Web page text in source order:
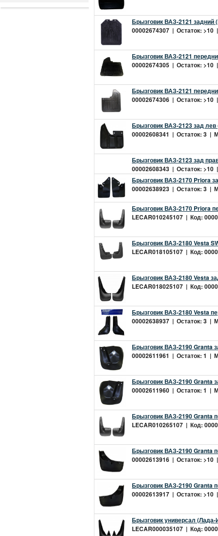
Брызговик ВАЗ-2121 задний
00002674307 | Остаток: >10
Брызговик ВАЗ-2121
00002674305 | Остаток: >10
Брызговик ВАЗ-2121
00002674306 | Остаток: >10
Брызговик ВАЗ-2123 зад
00002608341 | Остаток: 3 |
Брызговик ВАЗ-2123 зад
00002608343 | Остаток: >10
Брызговик ВАЗ-2170 Priora
00002638923 | Остаток: 3 |
Брызговик ВАЗ-2170 Priora
LECAR010245107 | Код:
Брызговик ВАЗ-2180 Vesta
LECAR018105107 | Код:
Брызговик ВАЗ-2180 Vesta
LECAR018025107 | Код:
Брызговик ВАЗ-2180 Vesta
00002638937 | Остаток: 3 |
Брызговик ВАЗ-2190 Granta
00002611961 | Остаток: 1 |
Брызговик ВАЗ-2190 Granta
00002611960 | Остаток: 1 |
Брызговик ВАЗ-2190 Granta
LECAR010265107 | Код:
Брызговик ВАЗ-2190 Granta
00002613916 | Остаток: >10
Брызговик ВАЗ-2190 Granta
00002613917 | Остаток: >10
Брызговик универсал
LECAR000035107 | Код: